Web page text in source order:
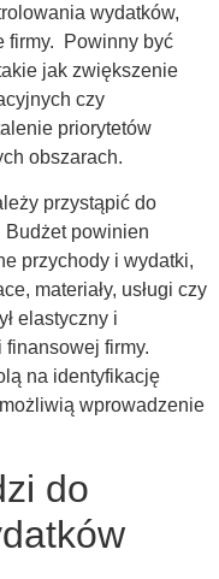
wydatków,
firmy. Powinny być
jak zwiększenie
czy
priorytetów
obszarach.
przystąpić do
Budżet powinien
przychody i wydatki,
materiały, usługi czy
elastyczny i
firmy.
na identyfikację
wprowadzenie
do